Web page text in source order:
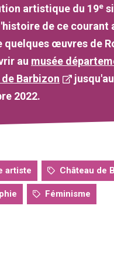
artistique du 19e
de ce courant
quelques œuvres de
au musée
Barbizon
2022.
artiste Château de
Féminisme